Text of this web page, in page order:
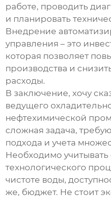
работе, проводить
и планировать
Внедрение
управления – это
которая позволяет
производства и
расходы.
В заключение, хочу
ведущего
нефтехимической
сложная задача,
подхода и учета
Необходимо
технологического
чистоте воды,
же, бюджет. Не стоит